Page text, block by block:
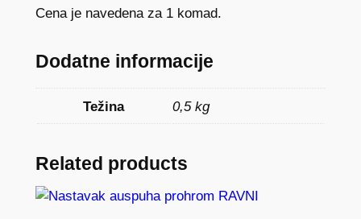
Cena je navedena za 1 komad.
Dodatne informacije
Težina 0,5 kg
Related products